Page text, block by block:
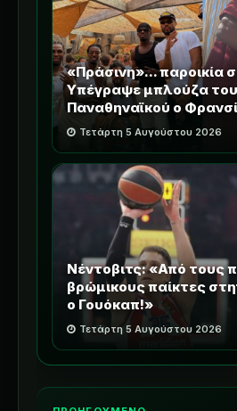
«Πράσινη»... παροικία
Υπέγραψε μπλούζα του
Παναθηναϊκού ο
Τετάρτη 5 Αυγούστου 2026
Νέντοβιτς: «Από τους
βρώμικους παίκτες
ο Γουόκαπ!»
Τετάρτη 5 Αυγούστου 2026